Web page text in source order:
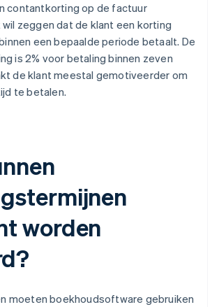
contantkorting op de factuur
zeggen dat de klant een korting
een bepaalde periode betaalt. De
is 2% voor betaling binnen zeven
de klant meestal gemotiveerder om
te betalen.
worden
moeten boekhoudsoftware gebruiken